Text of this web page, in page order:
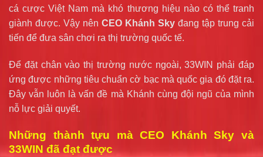
cá cược Việt Nam mà khó thương hiệu nào có thể tranh
giành được. Vậy nên CEO Khánh Sky đang tập trung cải
tiến để đưa sân chơi ra thị trường quốc tế.
Để đặt chân vào thị trường nước ngoài, 33WIN phải đáp
ứng được những tiêu chuẩn cờ bạc mà quốc gia đó đặt ra.
Đây vẫn luôn là vấn đề mà Khánh cùng đội ngũ của mình
nỗ lực giải quyết.
Những thành tựu mà CEO Khánh Sky và
33WIN đã đạt được